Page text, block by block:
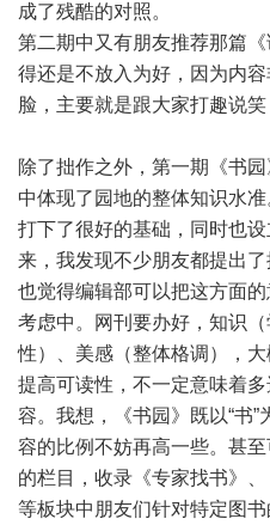
成了残酷的对照。
第二期中又有朋友推荐那篇
得还是不放入为好，因为内
脸，主要就是跟大家打趣说笑
除了拙作之外，第一期《书
中体现了园地的整体知识水
打下了很好的基础，同时也
来，我发现不少朋友都提出
也觉得编辑部可以把这方面
考虑中。网刊要办好，知识
性）、美感（整体格调），大
提高可读性，不一定意味着
容。我想，《书园》既以“书
容的比例不妨再高一些。甚
的栏目，收录《专家找书》
等板块中朋友们针对特定图